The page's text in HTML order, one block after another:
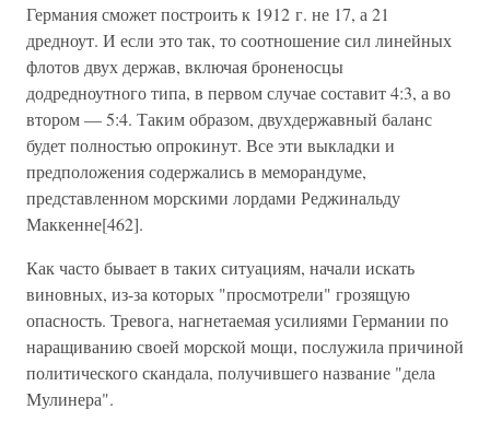
Германия сможет построить к 1912 г. не 17, а 21
дредноут. И если это так, то соотношение сил линейных
флотов двух держав, включая броненосцы
додредноутного типа, в первом случае составит 4:3, а во
втором — 5:4. Таким образом, двухдержавный баланс
будет полностью опрокинут. Все эти выкладки и
предположения содержались в меморандуме,
представленном морскими лордами Реджинальду
Маккенне[462].
Как часто бывает в таких ситуациям, начали искать
виновных, из-за которых "просмотрели" грозящую
опасность. Тревога, нагнетаемая усилиями Германии по
наращиванию своей морской мощи, послужила причиной
политического скандала, получившего название "дела
Мулинера".